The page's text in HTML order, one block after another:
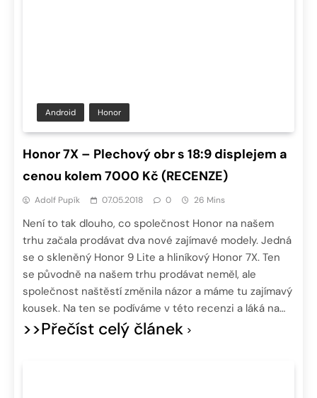
Android Honor
Honor 7X – Plechový obr s 18:9 displejem a
cenou kolem 7000 Kč (RECENZE)
Adolf Pupík 07.05.2018 0 26 Mins
Není to tak dlouho, co společnost Honor na našem
trhu začala prodávat dva nové zajímavé modely. Jedná
se o skleněný Honor 9 Lite a hliníkový Honor 7X. Ten
se původně na našem trhu prodávat neměl, ale
společnost naštěstí změnila názor a máme tu zajímavý
kousek. Na ten se podíváme v této recenzi a láká na…
>>Přečíst celý článek